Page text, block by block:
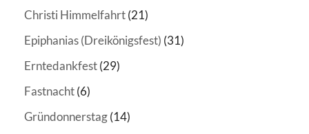
Christi Himmelfahrt(21)
Epiphanias (Dreikönigsfest) (31)
Erntedankfest(29)
Fastnacht(6)
Gründonnerstag(14)